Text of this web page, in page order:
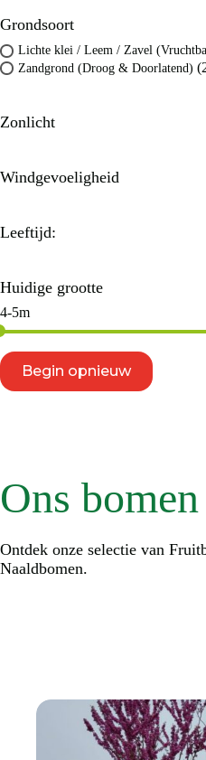
Ons
Ontdek onze selectie van
Naaldbomen.
Grondsoort
Lichte klei / Leem / Zavel
Zandgrond (Droog & Doorlatend)
Zonlicht
Windgevoeligheid
Leeftijd:
Huidige grootte
4-5m
Begin opnieuw